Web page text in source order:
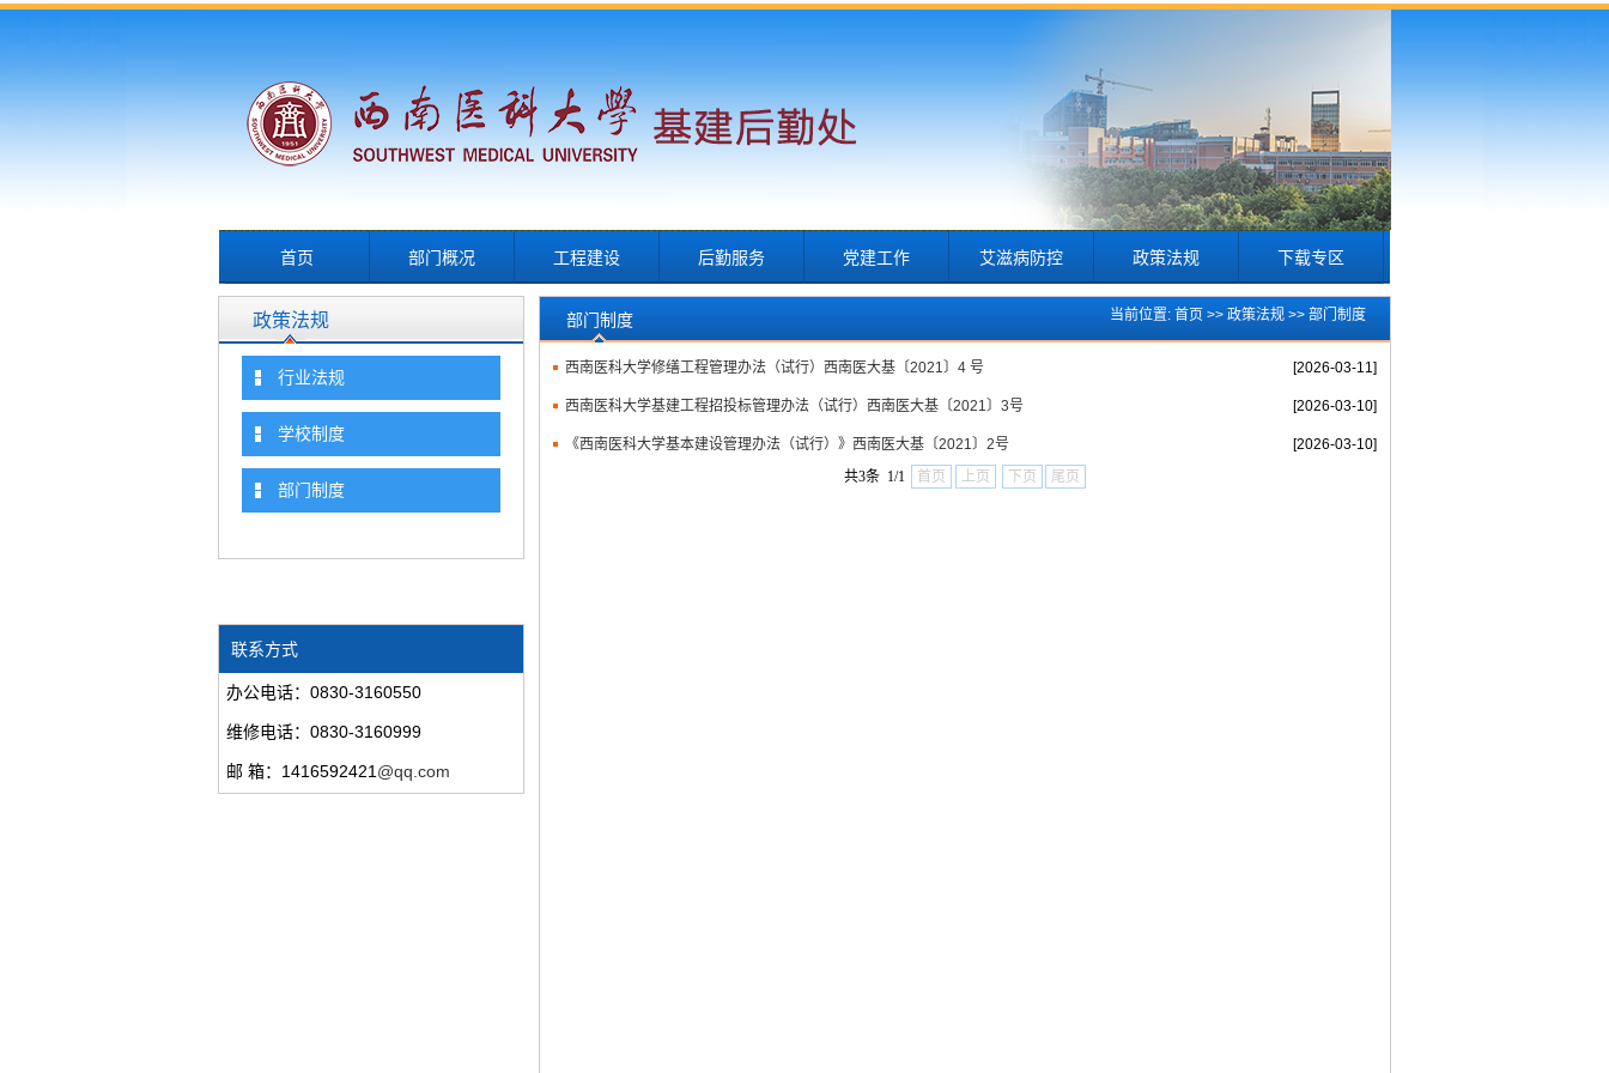
首页 部门概况 工程建设 后勤服务 党建工作 艾滋病防控 政策法规 下载专区
政策法规
行业法规
学校制度
部门制度
联系方式
办公电话：0830-3160550
维修电话：0830-3160999
邮 箱：1416592421 @qq.com
部门制度 当前位置: 首页 >> 政策法规 >> 部门制度
西南医科大学修缮工程管理办法（试行）西南医大基〔2021〕4 号 [2026-03-11]
西南医科大学基建工程招投标管理办法（试行）西南医大基〔2021〕3号 [2026-03-10]
《西南医科大学基本建设管理办法（试行）》西南医大基〔2021〕2号
[2026-03-10]
共3条 1/1
首页 上页 下页 尾页